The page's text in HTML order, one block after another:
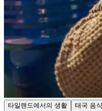
타일랜드에서의 생활 태국 음식